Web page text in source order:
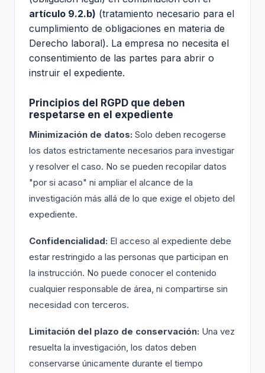
artículo 9.2.b) (tratamiento necesario para el
cumplimiento de obligaciones en materia de
Derecho laboral). La empresa no necesita el
consentimiento de las partes para abrir o
instruir el expediente.
Principios del RGPD que deben
respetarse en el expediente
Minimización de datos: Solo deben recogerse
los datos estrictamente necesarios para investigar
y resolver el caso. No se pueden recopilar datos
"por si acaso" ni ampliar el alcance de la
investigación más allá de lo que exige el objeto del
expediente.
Confidencialidad: El acceso al expediente debe
estar restringido a las personas que participan en
la instrucción. No puede conocer el contenido
cualquier responsable de área, ni compartirse sin
necesidad con terceros.
Limitación del plazo de conservación: Una vez
resuelta la investigación, los datos deben
conservarse únicamente durante el tiempo